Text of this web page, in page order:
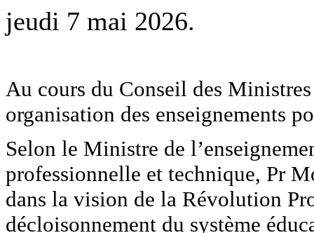
jeudi 7 mai 2026.
Au cours du Conseil des
organisation des enseignements
Selon le Ministre de
professionnelle et technique, Pr
dans la vision de la Révolution
décloisonnement du système